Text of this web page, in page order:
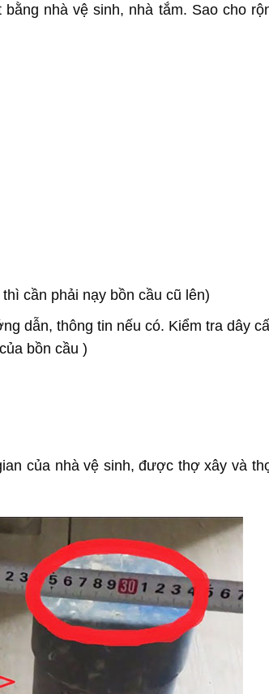
nhà vệ sinh, nhà tắm. Sao cho
cần phải nạy bồn cầu cũ lên)
dẫn, thông tin nếu có. Kiểm tra dây
bồn cầu )
của nhà vệ sinh, được thợ xây và